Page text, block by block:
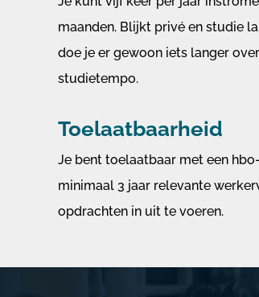
maanden. Blijkt privé en studie
doe je er gewoon iets langer
studietempo.
Toelaatbaarheid
Je bent toelaatbaar met een
minimaal 3 jaar relevante
opdrachten in uit te voeren.